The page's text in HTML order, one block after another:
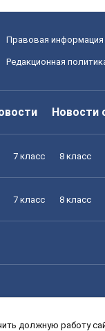
Правовая информация
Редакционная
Новости
7 класс 8 класс
7 класс 8 класс
должную работу